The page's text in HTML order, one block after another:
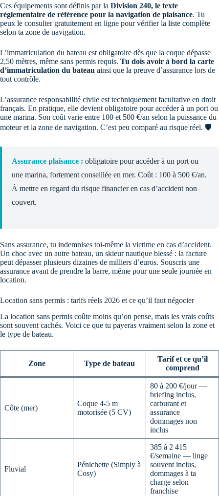
Ces équipements sont définis par la Division 240, le texte
réglementaire de référence pour la navigation de plaisance. Tu
peux le consulter gratuitement en ligne pour vérifier la liste complète
selon ta zone de navigation.
L’immatriculation du bateau est obligatoire dès que la coque dépasse
2,50 mètres, même sans permis requis. Tu dois avoir à bord la carte
d’immatriculation du bateau ainsi que la preuve d’assurance lors de
tout contrôle.
L’assurance responsabilité civile est techniquement facultative en droit
français. En pratique, elle devient obligatoire pour accéder à un port ou
une marina. Son coût varie entre 100 et 500 €/an selon la puissance du
moteur et la zone de navigation. C’est peu comparé au risque réel. 🛡️
Assurance plaisance : obligatoire pour accéder à un port ou
une marina, fortement conseillée en mer. Coût : 100 à 500 €/an.
À mettre en regard du risque financier en cas d’accident non
couvert.
Sans assurance, tu indemnises toi-même la victime en cas d’accident.
Un choc avec un autre bateau, un skieur nautique blessé : la facture
peut dépasser plusieurs dizaines de milliers d’euros. Souscris une
assurance avant de prendre la barre, même pour une seule journée en
location.
Location sans permis : tarifs réels 2026 et ce qu’il faut négocier
La location sans permis coûte moins qu’on pense, mais les vrais coûts
sont souvent cachés. Voici ce que tu payeras vraiment selon la zone et
le type de bateau.
Zone Type de bateau
Tarif et ce qu’il
comprend
Côte (mer)
Coque 4-5 m
motorisée (5 CV)
80 à 200 €/jour —
briefing inclus,
carburant et
assurance
dommages non
inclus
Fluvial
Pénichette (Simply à
Cosy)
385 à 2 415
€/semaine — linge
souvent inclus,
dommages à ta
charge selon
franchise